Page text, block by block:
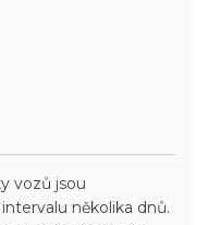
vozů jsou
několika dnů.